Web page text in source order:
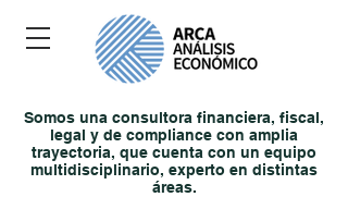
Somos una consultora financiera, fiscal,
legal y de compliance con amplia
trayectoria, que cuenta con un equipo
multidisciplinario, experto en distintas
áreas.